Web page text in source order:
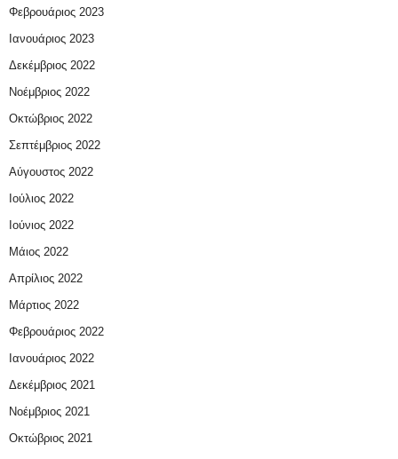
Φεβρουάριος 2023
Ιανουάριος 2023
Δεκέμβριος 2022
Νοέμβριος 2022
Οκτώβριος 2022
Σεπτέμβριος 2022
Αύγουστος 2022
Ιούλιος 2022
Ιούνιος 2022
Μάιος 2022
Απρίλιος 2022
Μάρτιος 2022
Φεβρουάριος 2022
Ιανουάριος 2022
Δεκέμβριος 2021
Νοέμβριος 2021
Οκτώβριος 2021